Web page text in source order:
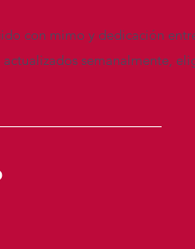
con mimo y dedicación
semanalmente,